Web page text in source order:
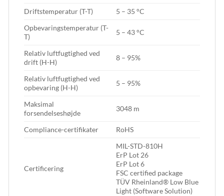
Driftstemperatur (T-T)
5 – 35 °C
Opbevaringstemperatur (T-
T)
5 – 43 °C
Relativ luftfugtighed ved
drift (H-H)
8 – 95%
Relativ luftfugtighed ved
opbevaring (H-H)
5 – 95%
Maksimal
forsendelseshøjde
3048 m
Compliance-certifikater RoHS
Certificering
MIL-STD-810H
ErP Lot 26
ErP Lot 6
FSC certified package
TÜV Rheinland® Low Blue
Light (Software Solution)